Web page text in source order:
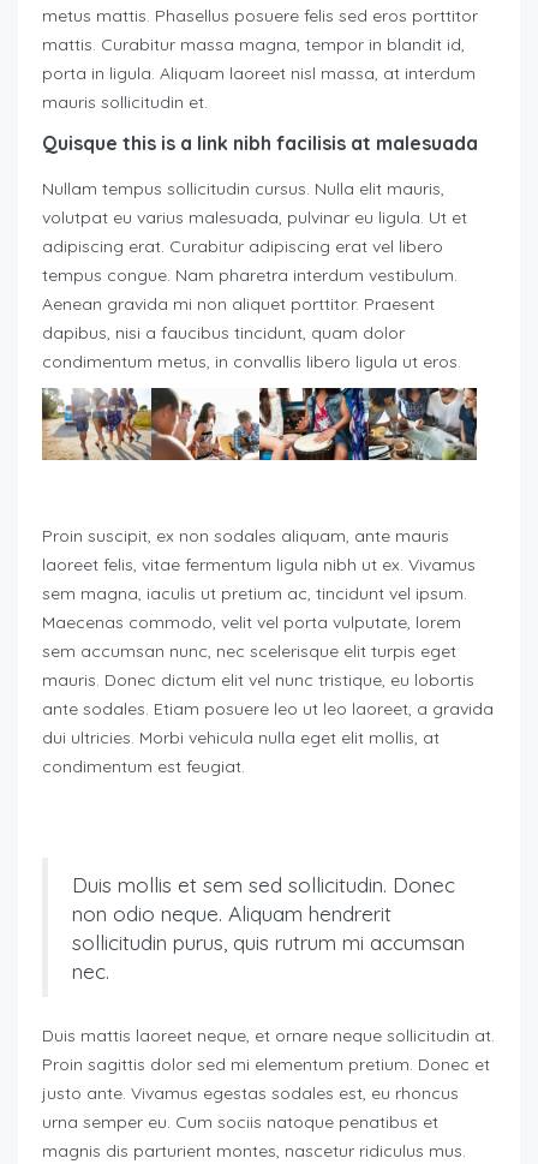
metus mattis. Phasellus posuere felis sed eros porttitor
mattis. Curabitur massa magna, tempor in blandit id,
porta in ligula. Aliquam laoreet nisl massa, at interdum
mauris sollicitudin et.
Quisque this is a link nibh facilisis at malesuada
Nullam tempus sollicitudin cursus. Nulla elit mauris,
volutpat eu varius malesuada, pulvinar eu ligula. Ut et
adipiscing erat. Curabitur adipiscing erat vel libero
tempus congue. Nam pharetra interdum vestibulum.
Aenean gravida mi non aliquet porttitor. Praesent
dapibus, nisi a faucibus tincidunt, quam dolor
condimentum metus, in convallis libero ligula ut eros.
Proin suscipit, ex non sodales aliquam, ante mauris
laoreet felis, vitae fermentum ligula nibh ut ex. Vivamus
sem magna, iaculis ut pretium ac, tincidunt vel ipsum.
Maecenas commodo, velit vel porta vulputate, lorem
sem accumsan nunc, nec scelerisque elit turpis eget
mauris. Donec dictum elit vel nunc tristique, eu lobortis
ante sodales. Etiam posuere leo ut leo laoreet, a gravida
dui ultricies. Morbi vehicula nulla eget elit mollis, at
condimentum est feugiat.
Duis mollis et sem sed sollicitudin. Donec
non odio neque. Aliquam hendrerit
sollicitudin purus, quis rutrum mi accumsan
nec.
Duis mattis laoreet neque, et ornare neque sollicitudin at.
Proin sagittis dolor sed mi elementum pretium. Donec et
justo ante. Vivamus egestas sodales est, eu rhoncus
urna semper eu. Cum sociis natoque penatibus et
magnis dis parturient montes, nascetur ridiculus mus.